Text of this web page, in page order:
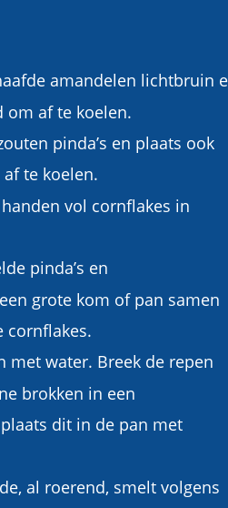
amandelen lichtbruin
om af te koelen.
pinda’s en plaats ook
te koelen.
vol cornflakes in
pinda’s en
grote kom of pan samen
cornflakes.
met water. Breek de repen
brokken in een
dit in de pan met
al roerend, smelt volgens